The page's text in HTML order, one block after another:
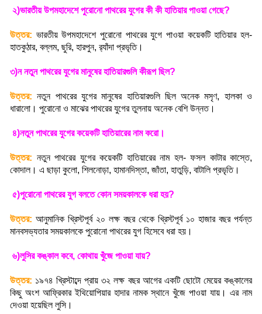
২)ভারতীয় উপমহাদেশে পুরোনো পাথরের যুগের কী কী হাতিয়ার পাওয়া গেছে?
উত্তর: ভারতীয় উপমহাদেশে পুরোনো পাথরের যুগে পাওয়া কয়েকটি হাতিয়ার হল-
হাতকুঠার, বল্লম, ছুরি, হারপুন, র‍্যাঁদা প্রভৃতি।
৩)ন নতুন পাথরের যুগের মানুষের হাতিয়ারগুলি কীরূপ ছিল?
উত্তর:নতুন পাথরের যুগের মানুষের হাতিয়ারগুলি ছিল অনেক মসৃণ, হালকা ও
ধারালো। পুরোনো ও মাঝের পাথরের যুগের তুলনায় অনেক বেশি উন্নত।
৪)নতুন পাথরের যুগের কয়েকটি হাতিয়ারের নাম করো।
উত্তর: নতুন পাথরের যুগের কয়েকটি হাতিয়ারের নাম হল- ফসল কাটার কাস্তে,
কোদাল। এ ছাড়া কুলো, শিলনোড়া, হামানদিস্তা, জাঁতা, হাতুড়ি, বাটালি প্রভৃতি।
৫)পুরোনো পাথরের যুগ বলতে কোন সময়কালকে ধরা হয়?
উত্তর: আনুমানিক খ্রিস্টপূর্ব ২০ লক্ষ বছর থেকে খ্রিস্টপূর্ব ১০ হাজার বছর পর্যন্ত
মানবসভ্যতার সময়কালকে পুরোনো পাথরের যুগ হিসেবে ধরা হয় ।
৬)লুসির কঙ্কাল কবে, কোথায় খুঁজে পাওয়া যায়?
উত্তর: ১৯৭৪ খ্রিস্টাব্দে প্রায় ৩২ লক্ষ বছর আগের একটি ছোটো মেয়ের কঙ্কালের
কিছু অংশ আফ্রিকার ইথিয়োপিয়ার হাদার নামক স্থানে খুঁজে পাওয়া যায়। এর নাম
দেওয়া হয়েছিল লুসি।